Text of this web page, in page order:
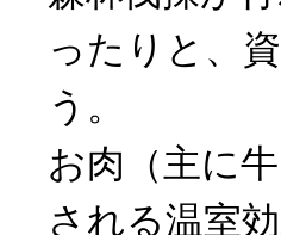
ったりと、
う。
お肉（主に
される温室